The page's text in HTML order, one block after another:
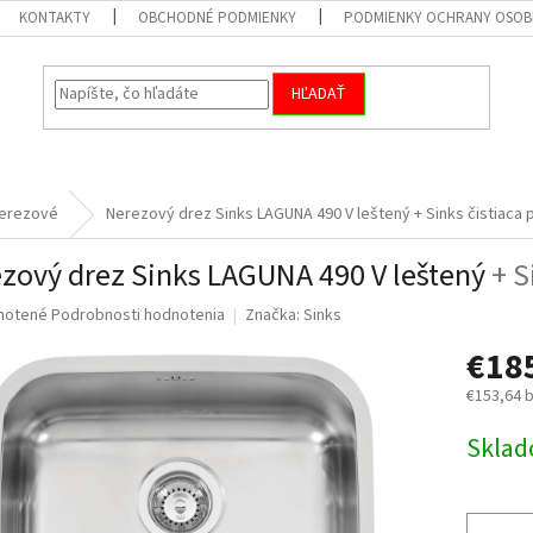
KONTAKTY OBCHODNÉ PODMIENKY PODMIENKY OCHRANY
HĽADAŤ
Nerezový drez Sinks LAGUNA 490 V leštený+ Sinks čistiaca
drez Sinks LAGUNA 490 V leštený+
Podrobnosti hodnotenia Značka: Sinks
€153,64
cena: